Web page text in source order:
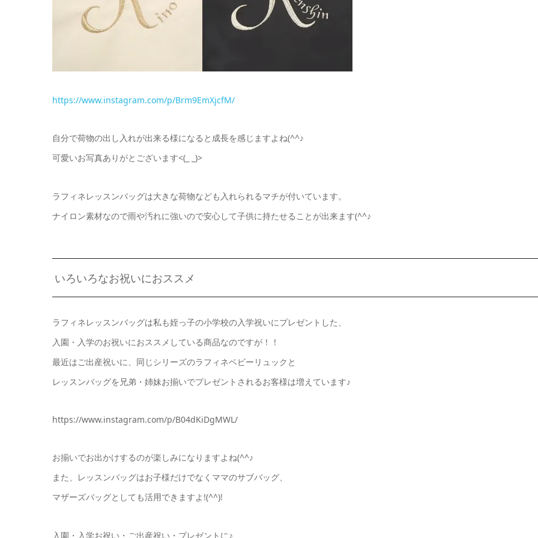
https://www.instagram.com/p/Brm9EmXjcfM/
自分で荷物の出し入れが出来る様になると成長を感じますよね(^^♪
可愛いお写真ありがとございます<(_ _)>
ラフィネレッスンバッグは大きな荷物なども入れられるマチが付いています。
ナイロン素材なので雨や汚れに強いので安心して子供に持たせることが出来ます(^^♪
いろいろなお祝いにおススメ
ラフィネレッスンバッグは私も姪っ子の小学校の入学祝いにプレゼントした、
入園・入学のお祝いにおススメしている商品なのですが！！
最近はご出産祝いに、同じシリーズのラフィネベビーリュックと
レッスンバッグを兄弟・姉妹お揃いでプレゼントされるお客様は増えています♪
https://www.instagram.com/p/B04dKiDgMWL/
お揃いでお出かけするのが楽しみになりますよね(^^♪
また、レッスンバッグはお子様だけでなくママのサブバッグ、
マザーズバッグとしても活用できますよ!(^^)!
入園・入学お祝い・ご出産祝い・プレゼントに♪